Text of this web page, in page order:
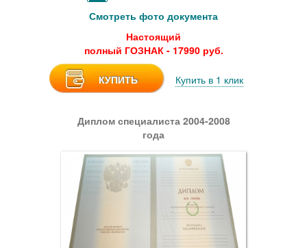
Смотреть фото документа
Настоящий
полный ГОЗНАК - 17990 руб.
КУПИТЬ Купить в 1 клик
Диплом специалиста 2004-2008
года